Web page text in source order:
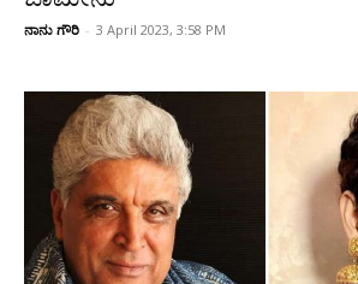
ನಾನು ಗೌರಿ - 3 April 2023, 3:58 PM